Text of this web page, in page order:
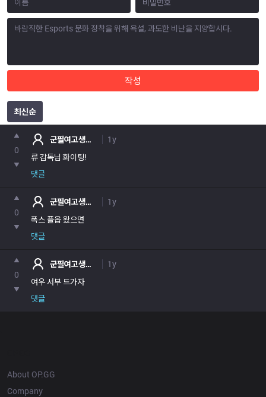
작성
최신순
0
군필여고생백준규
1y
류 감독님 화이팅!
댓글
0
군필여고생백준규
1y
폭스 플옵 왔으면
댓글
0
군필여고생백준규
1y
여우 서부 드가자
댓글
About OP.GG
Company